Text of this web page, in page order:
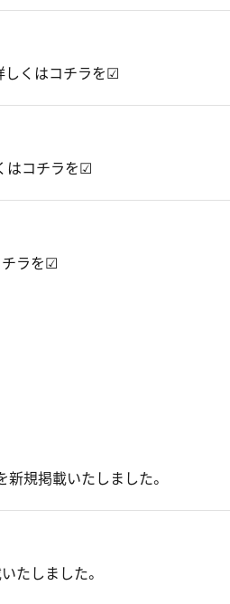
しくはコチラを☑
はコチラを☑
チラを☑
新規掲載いたしました。
たしました。